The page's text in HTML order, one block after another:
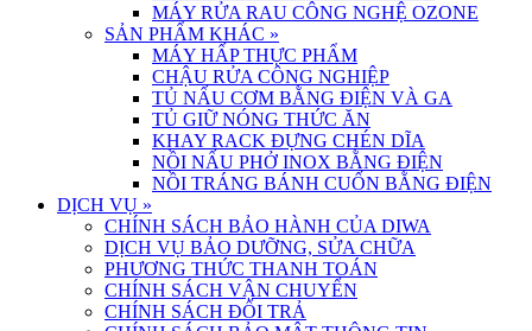
MÁY RỬA RAU CÔNG NGHỆ OZONE
SẢN PHẨM KHÁC »
MÁY HẤP THỰC PHẨM
CHẬU RỬA CÔNG NGHIỆP
TỦ NẤU CƠM BẰNG ĐIỆN VÀ GA
TỦ GIỮ NÓNG THỨC ĂN
KHAY RACK ĐỰNG CHÉN DĨA
NỒI NẤU PHỞ INOX BẰNG ĐIỆN
NỒI TRÁNG BÁNH CUỐN BẰNG ĐIỆN
DỊCH VỤ »
CHÍNH SÁCH BẢO HÀNH CỦA DIWA
DỊCH VỤ BẢO DƯỠNG, SỬA CHỮA
PHƯƠNG THỨC THANH TOÁN
CHÍNH SÁCH VẬN CHUYỂN
CHÍNH SÁCH ĐỔI TRẢ